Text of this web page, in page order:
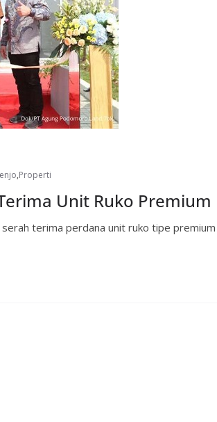
,Properti
Unit Ruko Premium
terima perdana unit ruko tipe premium